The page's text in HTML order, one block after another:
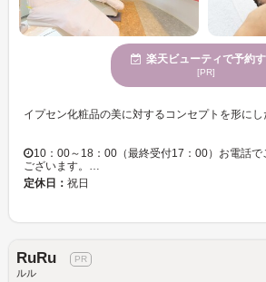
楽天ビューティで予約
[PR]
10：00～18：00（最終受付17：00）お電話
ございます。…
定休日： 祝日
RuRu
ルル